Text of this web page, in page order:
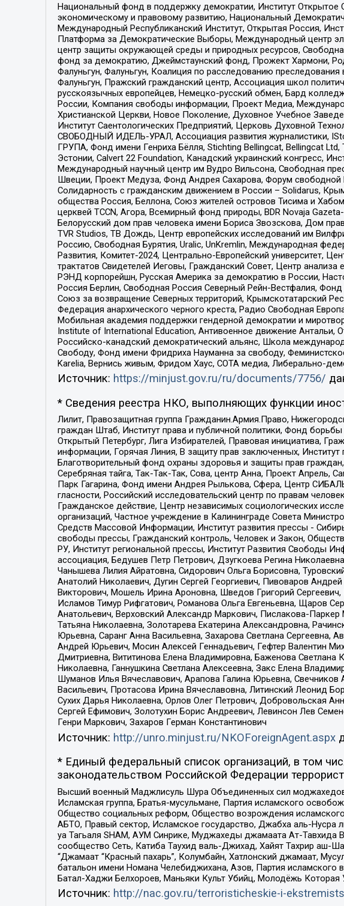
Национальный фонд в поддержку демократии, Институт
экономическому и правовому развитию, Национальный
Международный Республиканский Институт, Открытая Россия,
Платформа за Демократические Выборы, Международный центр
центр защиты окружающей среды и природных ресурсов,
фонд за демократию, Джеймстаунский фонд, Прожект Хармони,
Фалуньгун, Фалуньгун, Коалиция по расследованию
Фалуньгун, Пражский гражданский центр, Ассоциация школ
русскоязычных европейцев, Немецко-русский обмен, Бард
России, Компания свободы информации, Проект Медиа,
Христианской Церкви, Новое Поколение, Духовное Учебное
Институт Саентологических Предприятий, Церковь Духовной
СВОБОДНЫЙ ИДЕЛЬ-УРАЛ, Ассоциация развития журналистики,
ГРУПА, Фонд имени Генриха Бёлля, Stichting Bellingcat, Bellingcat
Эстонии, Calvert 22 Foundation, Канадский украинский конгресс,
Международный научный центр им Вудро Вильсона, Свободная
Швеции, Проект Медуза, Фонд Андрея Сахарова, Форум
Солидарность с гражданским движением в России – Solidarus,
общества Россия, Беллона, Союз жителей островов Тисима и
церквей TCCN, Агора, Всемирный фонд природы, BDR Novaja
Белорусский дом прав человека имени Бориса Звозскова, Дом
TVR Studios, ТВ Дождь, Центр европейских исследований им
Россию, Свободная Бурятия, Uralic, UnKremlin, Международная
Развития, Комитет-2024, Центрально-Европейский университет,
трактатов Свидетелей Иеговы, Гражданский Совет, Центр
РЭНД корпорейшн, Русская Америка за демократию в России,
Россия Берлин, Свободная Россия Северный Рейн-Вестфалия,
Союз за возвращение Северных территорий, Крымскотатарский
Федерация анархического черного креста, Радио Свободная
Мобильная академия поддержки гендерной демократии и
Institute of International Education, Антивоенное движение
Российско-канадский демократический альянс, Школа
Свободу, Фонд имени Фридриха Науманна за свободу,
Karelia, Вернись живым, Фридом Хаус, СОТА медиа, Либерально-
Источник: https://minjust.gov.ru/ru/documents/7756/
* Сведения реестра НКО, выполняющих функции
Лилит, Правозащитная группа Гражданин.Армия.Право,
граждан Штаб, Институт права и публичной политики, Фонд
Открытый Петербург, Лига Избирателей, Правовая инициатива,
информации, Горячая Линия, В защиту прав заключенных,
Благотворительный фонд охраны здоровья и защиты прав
Серебряная тайга, Так-Так-Так, Сова, центр Анна, Проект Апрель,
Парк Гагарина, Фонд имени Андрея Рылькова, Сфера, Центр
гласности, Российский исследовательский центр по правам
Гражданское действие, Центр независимых социологических
организаций, Частное учреждение в Калининграде Совета
Средств Массовой Информации, Институт развития прессы -
свободы прессы, Гражданский контроль, Человек и Закон,
РУ, Институт региональной прессы, Институт Развития Свободы
ассоциация, Бедушев Петр Петрович, Дзугкоева Регина
Чанышева Лилия Айратовна, Сидорович Ольга Борисовна,
Анатолий Николаевич, Дугин Сергей Георгиевич, Пивоваров
Викторович, Мошель Ирина Ароновна, Шведов Григорий
Исламов Тимур Рифгатович, Романова Ольга Евгеньевна, Щаров
Анатольевич, Верховский Александр Маркович, Пислакова-
Татьяна Николаевна, Золотарева Екатерина Александровна,
Юрьевна, Саранг Анна Васильевна, Захарова Светлана
Андрей Юрьевич, Мосин Алексей Геннадьевич, Гефтер Валентин
Дмитриевна, Вититинова Елена Владимировна, Баженова
Николаевна, Ганнушкина Светлана Алексеевна, Закс Елена
Шуманов Илья Вячеславович, Арапова Галина Юрьевна,
Васильевич, Протасова Ирина Вячеславовна, Литинский Леонид
Сухих Дарья Николаевна, Орлов Олег Петрович, Добровольская
Сергей Ефимович, Золотухин Борис Андреевич, Левинсон Лев
Генри Маркович, Захаров Герман Константинович
Источник: http://unro.minjust.ru/NKOForeignAgent.aspx
* Единый федеральный список организаций, в том
законодательством Российской Федерации
Высший военный Маджлисуль Шура Объединенных сил
Исламская группа, Братья-мусульмане, Партия исламского
Общество социальных реформ, Общество возрождения
АБТО, Правый сектор, Исламское государство, Джабха аль-
уа Тагьаля SHAM, АУМ Синрике, Муджахеды джамаата Ат-Тавхида
сообщество Сеть, Катиба Таухид валь-Джихад, Хайят Тахрир аш-
“Джамаат “Красный пахарь”, Колумбайн, Хатлонский джамаат,
батальон имени Номана Челебиджихана, Азов, Партия
Батал-Хаджи Белхороев, Маньяки Культ Убийц, Молодёжь
Источник: http://nac.gov.ru/terroristicheskie-i-